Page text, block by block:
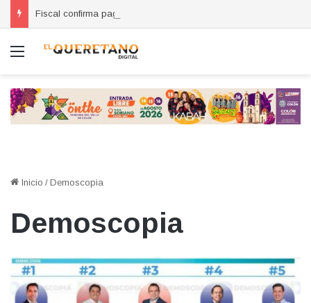
Menú
Inicio / Demoscopia
Demoscopia